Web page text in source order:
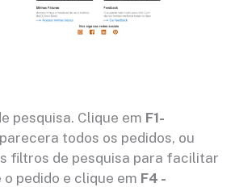
pesquisa. Clique em F1-
todos os pedidos, ou
filtros de pesquisa para facilitar
pedido e clique em F4 -